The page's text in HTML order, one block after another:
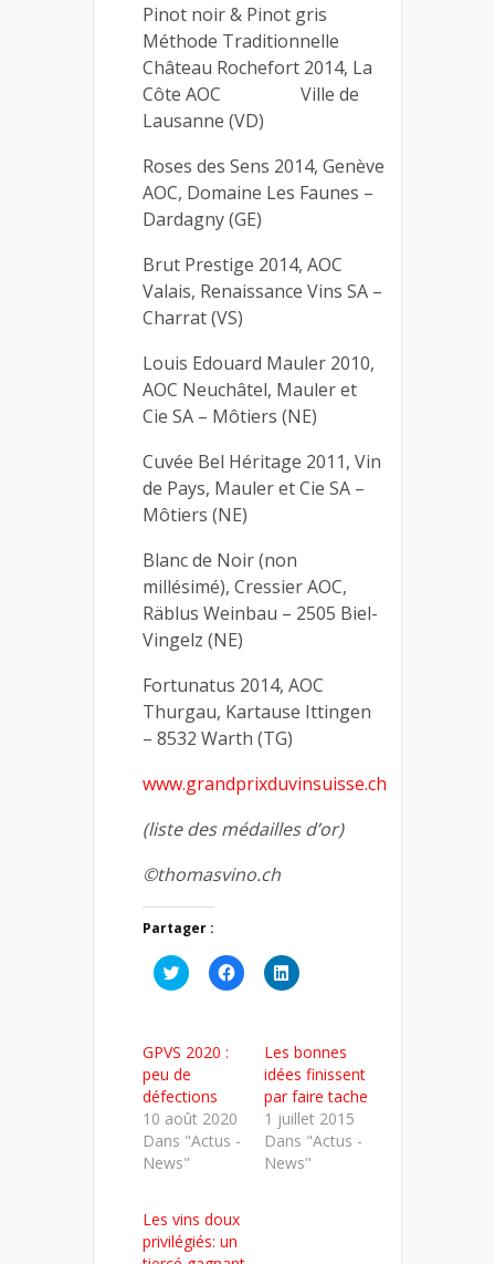
Pinot noir & Pinot gris
Méthode Traditionnelle
Château Rochefort 2014, La
Côte AOC Ville de
Lausanne (VD)
Roses des Sens 2014, Genève
AOC, Domaine Les Faunes –
Dardagny (GE)
Brut Prestige 2014, AOC
Valais, Renaissance Vins SA –
Charrat (VS)
Louis Edouard Mauler 2010,
AOC Neuchâtel, Mauler et
Cie SA – Môtiers (NE)
Cuvée Bel Héritage 2011, Vin
de Pays, Mauler et Cie SA –
Môtiers (NE)
Blanc de Noir (non
millésimé), Cressier AOC,
Räblus Weinbau – 2505 Biel-
Vingelz (NE)
Fortunatus 2014, AOC
Thurgau, Kartause Ittingen
– 8532 Warth (TG)
www.grandprixduvinsuisse.ch
(liste des médailles d’or)
©thomasvino.ch
Partager :
Cliquez
pour
une
nouvelle
fenêtre)
Cliquez
pour
nouvelle
fenêtre)
Cliquez
pour
dans
une
nouvelle
fenêtre)
GPVS 2020 :
peu de
défections
10 août 2020
Dans "Actus -
News"
Les bonnes
idées finissent
par faire tache
1 juillet 2015
Dans "Actus -
News"
Les vins doux
privilégiés: un